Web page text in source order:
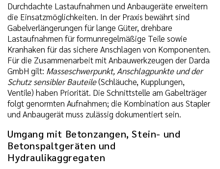
Durchdachte Lastaufnahmen und Anbaugeräte erweitern
die Einsatzmöglichkeiten. In der Praxis bewährt sind
Gabelverlängerungen für lange Güter, drehbare
Lastaufnahmen für formunregelmäßige Teile sowie
Kranhaken für das sichere Anschlagen von Komponenten.
Für die Zusammenarbeit mit Anbauwerkzeugen der Darda
GmbH gilt: Masseschwerpunkt, Anschlagpunkte und der
Schutz sensibler Bauteile(Schläuche, Kupplungen,
Ventile) haben Priorität. Die Schnittstelle am Gabelträger
folgt genormten Aufnahmen; die Kombination aus Stapler
und Anbaugerät muss zulässig dokumentiert sein.
Umgang mit Betonzangen, Stein- und
Betonspaltgeräten und
Hydraulikaggregaten